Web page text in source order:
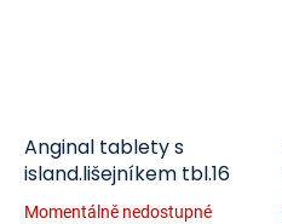
Anginal tablety s
island.lišejníkem tbl.16
Momentálně nedostupné